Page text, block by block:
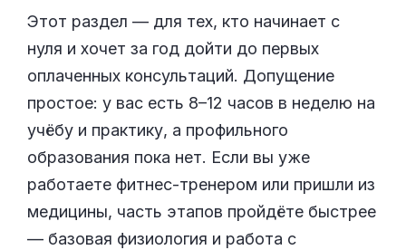
Этот раздел — для тех, кто начинает с
нуля и хочет за год дойти до первых
оплаченных консультаций. Допущение
простое: у вас есть 8–12 часов в неделю на
учёбу и практику, а профильного
образования пока нет. Если вы уже
работаете фитнес-тренером или пришли из
медицины, часть этапов пройдёте быстрее
— базовая физиология и работа с